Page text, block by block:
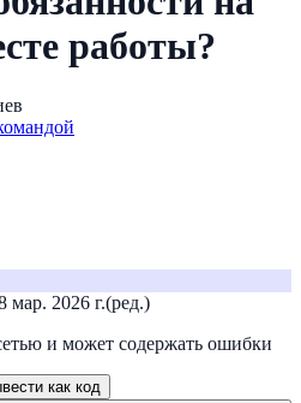
работы?
мар. 2026 г.(ред.)
и может содержать ошибки
как код